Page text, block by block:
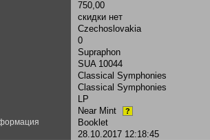
750,00
скидки нет
Czechoslovakia
0
Supraphon
SUA 10044
Classical Symphonies
Classical Symphonies
LP
Near Mint ?
Booklet
28.10.2017 12:18:45